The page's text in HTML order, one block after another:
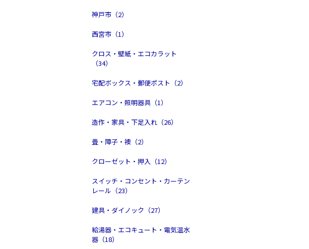
神戸市（2）
西宮市（1）
クロス・壁紙・エコカラット
（34）
宅配ボックス・郵便ポスト（2）
エアコン・照明器具（1）
造作・家具・下足入れ（26）
畳・障子・襖（2）
クローゼット・押入（12）
スイッチ・コンセント・カーテン
レール（23）
建具・ダイノック（27）
給湯器・エコキュート・電気温水
器（18）